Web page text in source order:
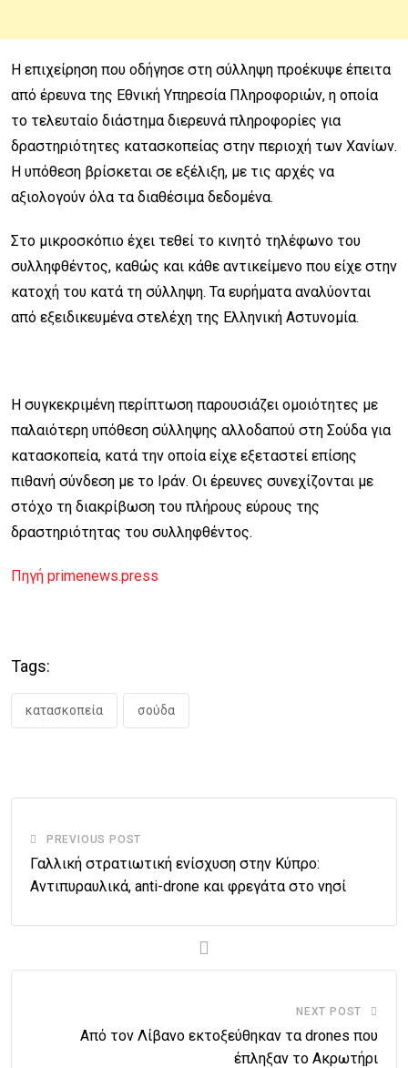
Η επιχείρηση που οδήγησε στη σύλληψη προέκυψε έπειτα
από έρευνα της Εθνική Υπηρεσία Πληροφοριών, η οποία
το τελευταίο διάστημα διερευνά πληροφορίες για
δραστηριότητες κατασκοπείας στην περιοχή των Χανίων.
Η υπόθεση βρίσκεται σε εξέλιξη, με τις αρχές να
αξιολογούν όλα τα διαθέσιμα δεδομένα.
Στο μικροσκόπιο έχει τεθεί το κινητό τηλέφωνο του
συλληφθέντος, καθώς και κάθε αντικείμενο που είχε στην
κατοχή του κατά τη σύλληψη. Τα ευρήματα αναλύονται
από εξειδικευμένα στελέχη της Ελληνική Αστυνομία.
Η συγκεκριμένη περίπτωση παρουσιάζει ομοιότητες με
παλαιότερη υπόθεση σύλληψης αλλοδαπού στη Σούδα για
κατασκοπεία, κατά την οποία είχε εξεταστεί επίσης
πιθανή σύνδεση με το Ιράν. Οι έρευνες συνεχίζονται με
στόχο τη διακρίβωση του πλήρους εύρους της
δραστηριότητας του συλληφθέντος.
Πηγή primenews.press
Tags:
κατασκοπεία σούδα
PREVIOUS POST
Γαλλική στρατιωτική ενίσχυση στην Κύπρο:
Αντιπυραυλικά, anti-drone και φρεγάτα στο νησί
NEXT POST
Από τον Λίβανο εκτοξεύθηκαν τα drones που
έπληξαν το Ακρωτήρι